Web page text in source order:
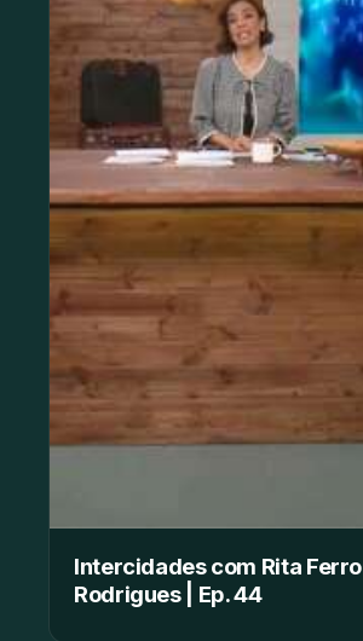
Intercidades com Rita Ferro
Rodrigues | Ep. 44